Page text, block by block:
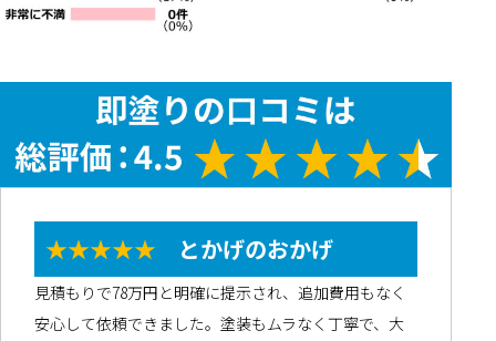
★★★★★ とかげのおかげ
見積もりで78万円と明確に提示され、追加費用もなく
安心して依頼できました。塗装もムラなく丁寧で、大